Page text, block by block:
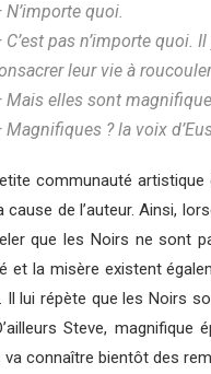
N’importe quoi.
C’est pas n’importe quoi.
leur vie à
Mais elles sont
Magnifiques ? la voix
communauté artistique
cause de l’auteur. Ainsi,
que les Noirs ne sont
et la misère existent
Il lui répète que les Noirs
Steve,
connaître bientôt des